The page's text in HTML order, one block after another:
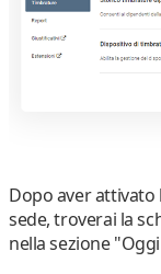
Dopo aver
sede, troverai la
nella sezione